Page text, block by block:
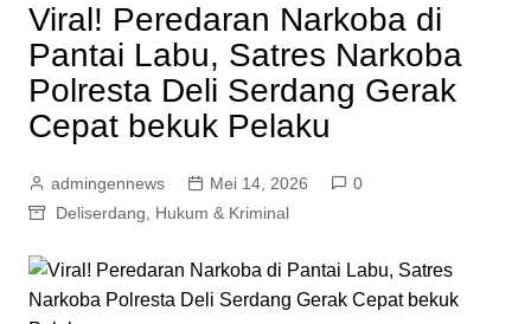
Viral! Peredaran Narkoba di
Pantai Labu, Satres Narkoba
Polresta Deli Serdang Gerak
Cepat bekuk Pelaku
admingennews Mei 14, 2026
0
Deliserdang
Hukum & Kriminal